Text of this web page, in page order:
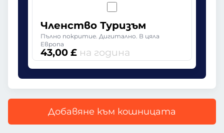
Членство Туризъм
Пълно покритие. Дигитално. В цяла
Европа
43,00 £ на година
Добавяне към кошницата